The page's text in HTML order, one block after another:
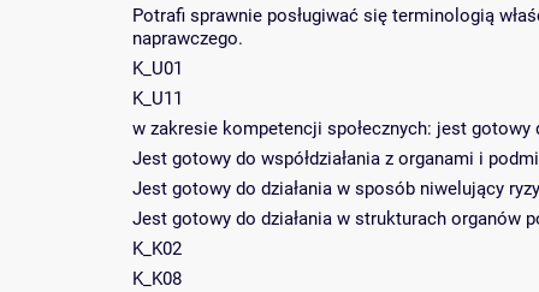
Potrafi sprawnie posługiwać się terminologią
naprawczego.
K_U01
K_U11
w zakresie kompetencji społecznych: jest gotowy
Jest gotowy do współdziałania z organami i
Jest gotowy do działania w sposób niwelujący
Jest gotowy do działania w strukturach organów
K_K02
K_K08